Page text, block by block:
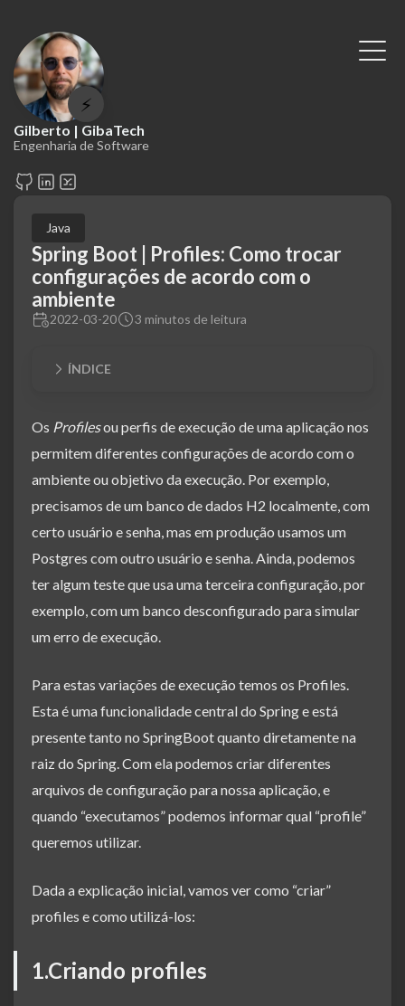
⚡
Gilberto | GibaTech
Engenharia de Software
Java
Spring Boot | Profiles: Como trocar
configurações de acordo com o
ambiente
2022-03-20 3 minutos de leitura
ÍNDICE
Os Profilesou perfis de execução de uma aplicação nos
permitem diferentes configurações de acordo com o
ambiente ou objetivo da execução. Por exemplo,
precisamos de um banco de dados H2 localmente, com
certo usuário e senha, mas em produção usamos um
Postgres com outro usuário e senha. Ainda, podemos
ter algum teste que usa uma terceira configuração, por
exemplo, com um banco desconfigurado para simular
um erro de execução.
Para estas variações de execução temos os Profiles.
Esta é uma funcionalidade central do Spring e está
presente tanto no SpringBoot quanto diretamente na
raiz do Spring. Com ela podemos criar diferentes
arquivos de configuração para nossa aplicação, e
quando “executamos” podemos informar qual “profile”
queremos utilizar.
Dada a explicação inicial, vamos ver como “criar”
profiles e como utilizá-los:
1.Criando profiles